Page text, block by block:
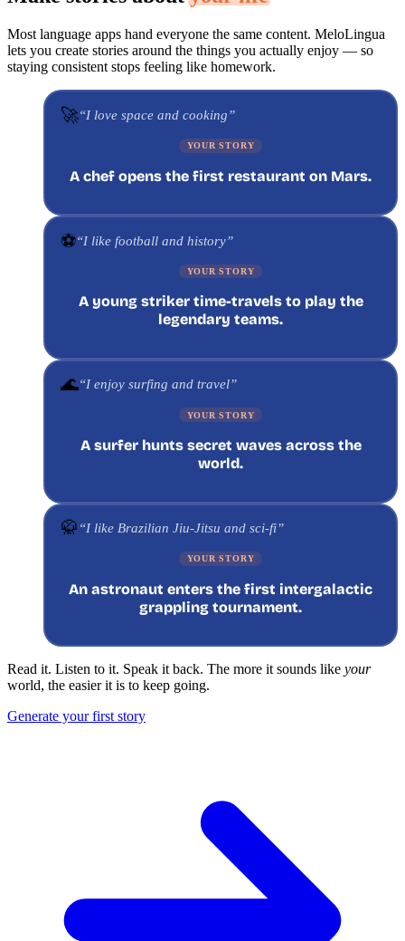
Most language apps hand everyone the same content. MeloLingua
lets you create stories around the things you actually enjoy — so
staying consistent stops feeling like homework.
🚀“I love space and cooking”
YOUR STORY
A chef opens the first restaurant on Mars.
⚽“I like football and history”
YOUR STORY
A young striker time-travels to play the
legendary teams.
🌊“I enjoy surfing and travel”
YOUR STORY
A surfer hunts secret waves across the
world.
🥋 “I like Brazilian Jiu-Jitsu and sci-fi”
YOUR STORY
An astronaut enters the first intergalactic
grappling tournament.
Read it. Listen to it. Speak it back. The more it sounds like your
world, the easier it is to keep going.
Generate your first story